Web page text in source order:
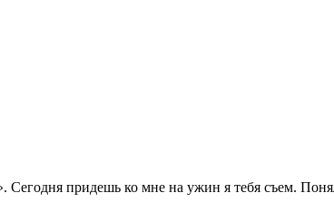
придешь ко мне на ужин я тебя съем.